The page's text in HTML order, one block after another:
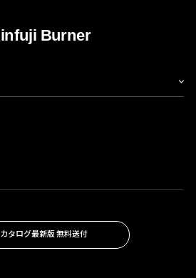
カタログ最新版 無料送付